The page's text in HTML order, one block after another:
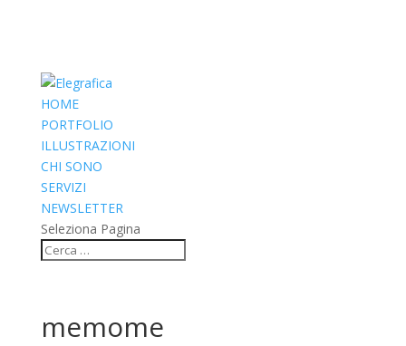
HOME
PORTFOLIO
ILLUSTRAZIONI
CHI SONO
SERVIZI
NEWSLETTER
Seleziona Pagina
memome